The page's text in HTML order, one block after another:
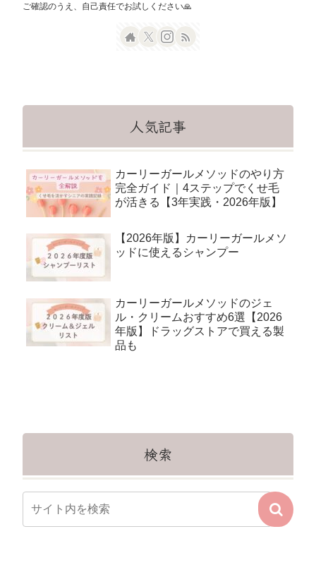
ご確認のうえ、自己責任でお試しください🙏
人気記事
カーリーガールメソッドのやり方
完全ガイド｜4ステップでくせ毛
が活きる【3年実践・2026年版】
【2026年版】カーリーガールメソ
ッドに使えるシャンプー
カーリーガールメソッドのジェ
ル・クリームおすすめ6選【2026
年版】ドラッグストアで買える製
品も
検索